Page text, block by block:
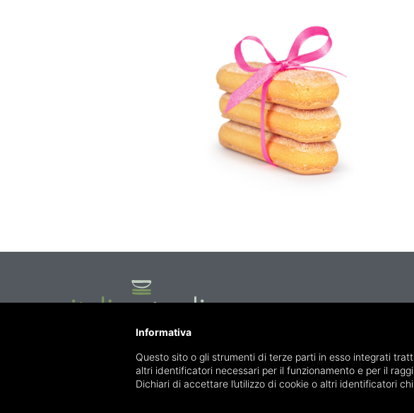
Via Gran Sasso, 73A
00141 Roma (Italy)
P.IVA/C.F.: 09391751006
Informativa
Questo sito o gli strumenti di terze parti in esso integrati
altri identificatori necessari per il funzionamento e per il
Dichiari di accettare l’utilizzo di cookie o altri identificatori